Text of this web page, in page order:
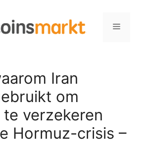
Menu
Iran
om
verzekeren
Hormuz-crisis –